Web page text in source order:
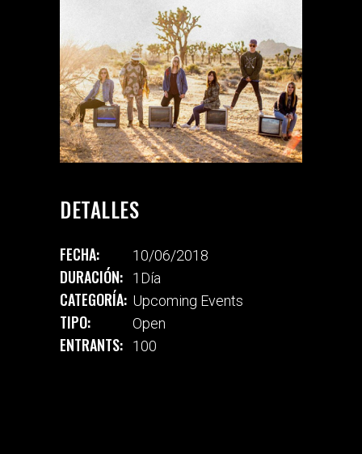
DETALLES
FECHA: 10/06/2018
DURACIÓN: 1Día
CATEGORÍA: Upcoming Events
TIPO: Open
ENTRANTS: 100